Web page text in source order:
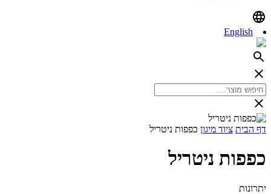
English
דף הבית ציוד מיגון כפפות ניטריל
כפפות ניטריל
יתרונות